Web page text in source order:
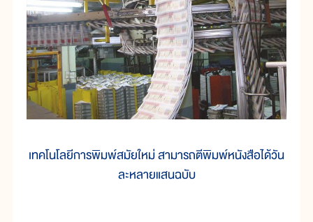
เทคโนโลยีการพิมพ์สมัยใหม่ สามารถตีพิมพ์หนังสือได้วัน
ละหลายแสนฉบับ